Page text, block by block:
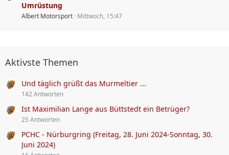
Umrüstung
Albert Motorsport Mittwoch, 15:47
Aktivste Themen
Und täglich grüßt das Murmeltier ...
142 Antworten
Ist Maximilian Lange aus Büttstedt ein Betrüger?
25 Antworten
PCHC - Nürburgring (Freitag, 28. Juni 2024-Sonntag, 30.
Juni 2024)